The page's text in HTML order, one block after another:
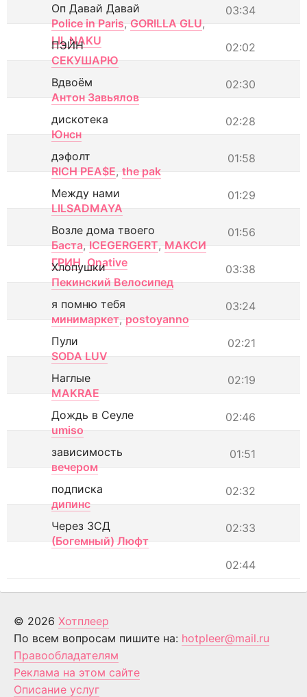
03:34
Оп Давай Давай
Police in Paris, GORILLA GLU,
LIL NAKU
02:02
ПЭЙН
СЕКУШАРЮ
02:30
Вдвоём
Антон Завьялов
02:28
дискотека
Юнсн
01:58
дэфолт
RICH PEA$E, the pak
01:29
Между нами
LILSADMAYA
01:56
Возле дома твоего
Баста, ICEGERGERT, МАКСИ
ГРИН, Onative 03:38
Хлопушки
Пекинский Велосипед
03:24
я помню тебя
минимаркет, postoyanno
02:21
Пули
SODA LUV
02:19
Наглые
MAKRAE
02:46
Дождь в Сеуле
umiso
01:51
зависимость
вечером
02:32
подписка
дипинс
02:33
Через ЗСД
(Богемный) Люфт
02:44
© 2026 Хотплеер
По всем вопросам пишите на: hotpleer@mail.ru
Правообладателям
Реклама на этом сайте
Описание услуг